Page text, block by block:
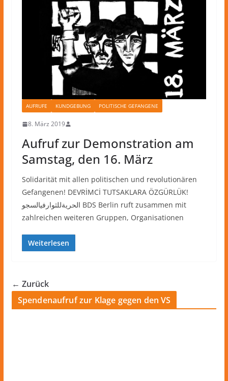
AUFRUFE KUNDGEBUNG POLITISCHE GEFANGENE
8. März 2019
Aufruf zur Demonstration am
Samstag, den 16. März
Solidarität mit allen politischen und revolutionären
Gefangenen! DEVRİMCİ TUTSAKLARA ÖZGÜRLÜK!
الحريةللثوارفيالسجو BDS Berlin ruft zusammen mit
zahlreichen weiteren Gruppen, Organisationen
Weiterlesen
← Zurück
Spendenaufruf zur Klage gegen den VS